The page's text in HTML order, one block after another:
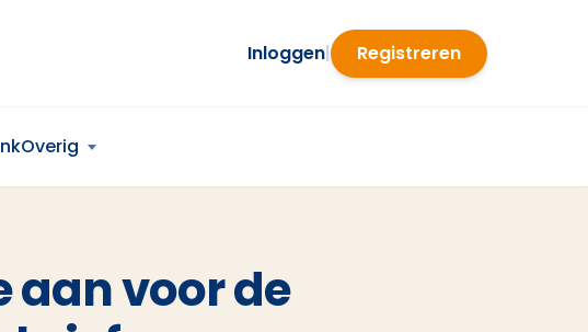
Inloggen| Registreren
Overig
aan voor de